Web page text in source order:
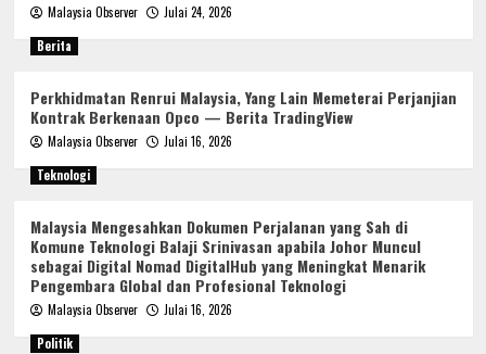
Malaysia Observer
Julai 24, 2026
Berita
Perkhidmatan Renrui Malaysia, Yang Lain Memeterai Perjanjian
Kontrak Berkenaan Opco — Berita TradingView
Malaysia Observer
Julai 16, 2026
Teknologi
Malaysia Mengesahkan Dokumen Perjalanan yang Sah di
Komune Teknologi Balaji Srinivasan apabila Johor Muncul
sebagai Digital Nomad DigitalHub yang Meningkat Menarik
Pengembara Global dan Profesional Teknologi
Malaysia Observer
Julai 16, 2026
Politik